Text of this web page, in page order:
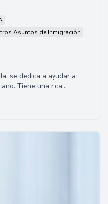
Asuntos de Inmigración
se dedica a ayudar a
Tiene una rica